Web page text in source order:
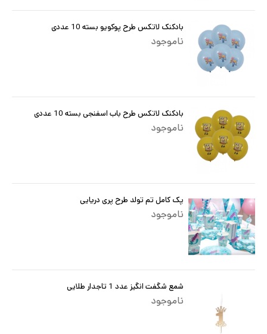
بادکنک لاتکس طرح پوکویو بسته 10 عددی
ناموجود
بادکنک لاتکس طرح باب اسفنجی بسته 10 عددی
ناموجود
پک کامل تم تولد طرح پری دریایی
ناموجود
شمع شگفت انگیز عدد 1 تاجدار طلایی
ناموجود